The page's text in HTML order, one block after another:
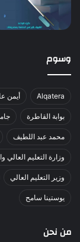
وسوم
Alqatera أيمن
بوابة القاطرة
محمد عبد اللطيف
وزارة التعليم العالي
وزير التعليم العالي
يوستينا سامح
من نحن